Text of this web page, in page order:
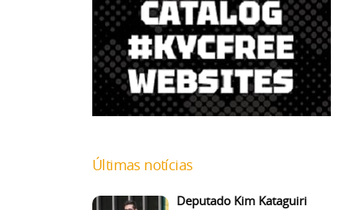
Últimas notícias
Deputado Kim Kataguiri